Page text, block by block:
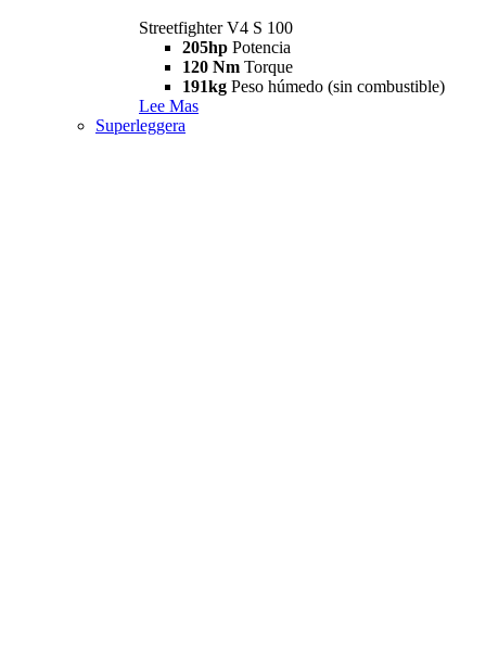
Streetfighter V4 S 100
205hp Potencia
120 Nm Torque
191kg Peso húmedo (sin combustible)
Lee Mas
Superleggera